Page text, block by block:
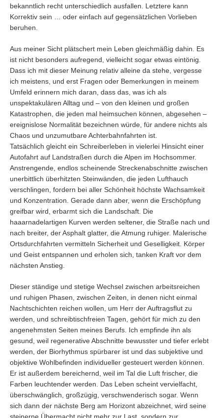
bekanntlich recht unterschiedlich ausfallen. Letztere kann
Korrektiv sein … oder einfach auf gegensätzlichen Vorlieben
beruhen.
Aus meiner Sicht plätschert mein Leben gleichmäßig dahin. Es
ist nicht besonders aufregend, vielleicht sogar etwas eintönig.
Dass ich mit dieser Meinung relativ alleine da stehe, vergesse
ich meistens, und erst Fragen oder Bemerkungen in meinem
Umfeld erinnern mich daran, dass das, was ich als
unspektakulären Alltag und – von den kleinen und großen
Katastrophen, die jeden mal heimsuchen können, abgesehen –
ereignislose Normalität bezeichnen würde, für andere nichts als
Chaos und unzumutbare Achterbahnfahrten ist.
Tatsächlich gleicht ein Schreiberleben in vielerlei Hinsicht einer
Autofahrt auf Landstraßen durch die Alpen im Hochsommer.
Anstrengende, endlos scheinende Streckenabschnitte zwischen
unerbittlich überhitzten Steinwänden, die jeden Lufthauch
verschlingen, fordern bei aller Schönheit höchste Wachsamkeit
und Konzentration. Gerade dann aber, wenn die Erschöpfung
greifbar wird, erbarmt sich die Landschaft. Die
haaarnadelartigen Kurven werden seltener, die Straße nach und
nach breiter, der Asphalt glatter, die Atmung ruhiger. Malerische
Ortsdurchfahrten vermitteln Sicherheit und Geselligkeit. Körper
und Geist entspannen und erholen sich, tanken Kraft vor dem
nächsten Anstieg.
Dieser ständige und stetige Wechsel zwischen arbeitsreichen
und ruhigen Phasen, zwischen Zeiten, in denen nicht einmal
Nachtschichten reichen wollen, um Herr der Auftragsflut zu
werden, und schreibtischfreien Tagen, gehört für mich zu den
angenehmsten Seiten meines Berufs. Ich empfinde ihn als
gesund, weil regenerative Abschnitte bewusster und tiefer erlebt
werden, der Biorhythmus spürbarer ist und das subjektive und
objektive Wohlbefinden individueller gesteuert werden können.
Er ist außerdem bereichernd, weil im Tal die Luft frischer, die
Farben leuchtender werden. Das Leben scheint vervielfacht,
überschwänglich, großzügig, verschwenderisch sogar. Wenn
sich dann der nächste Berg am Horizont abzeichnet, wird seine